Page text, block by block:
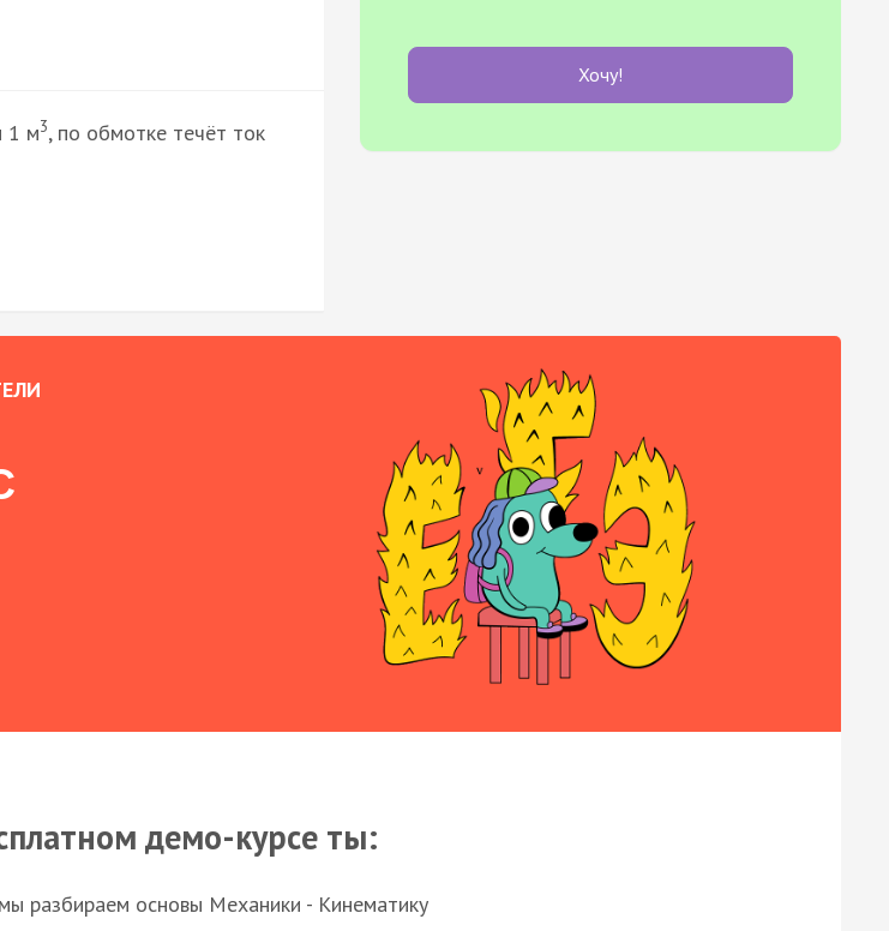
1 м3, по обмотке течёт ток
Хочу!
демо-курсе ты:
разбираем основы Механики - Кинематику